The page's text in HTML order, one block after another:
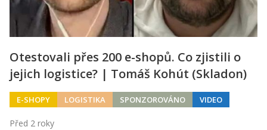
Otestovali přes 200 e-shopů. Co zjistili o
jejich logistice? | Tomáš Kohút (Skladon)
E-SHOPY LOGISTIKA SPONZOROVÁNO VIDEO
Před 2 roky